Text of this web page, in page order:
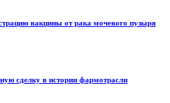
вакцины от рака мочевого пузыря
сделку в истории фармотрасли